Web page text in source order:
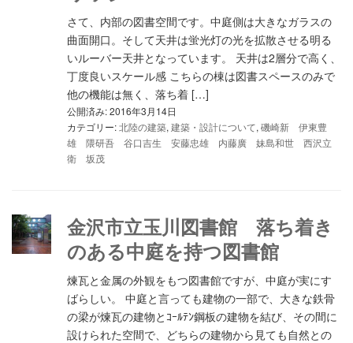
さて、内部の図書空間です。中庭側は大きなガラスの
曲面開口。そして天井は蛍光灯の光を拡散させる明る
いルーバー天井となっています。 天井は2層分で高く、
丁度良いスケール感 こちらの棟は図書スペースのみで
他の機能は無く、落ち着 […]
公開済み: 2016年3月14日
カテゴリー:北陸の建築, 建築・設計について, 磯崎新 伊東豊
雄 隈研吾 谷口吉生 安藤忠雄 内藤廣 妹島和世 西沢立
衛 坂茂
金沢市立玉川図書館 落ち着き
のある中庭を持つ図書館
煉瓦と金属の外観をもつ図書館ですが、中庭が実にす
ばらしい。 中庭と言っても建物の一部で、大きな鉄骨
の梁が煉瓦の建物とｺｰﾙﾃﾝ鋼板の建物を結び、その間に
設けられた空間で、どちらの建物から見ても自然との